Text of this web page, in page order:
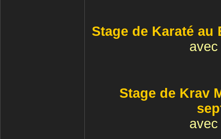
Stage de Karaté au
Stage de Krav